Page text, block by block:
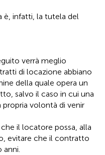
è, infatti, la tutela del
verrà meglio
di locazione abbiano
della quale opera un
salvo il caso in cui una
propria volontà di venir
il locatore possa, alla
evitare che il contratto
anni.